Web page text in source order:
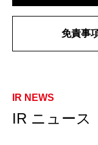
免責事
IR ニュース